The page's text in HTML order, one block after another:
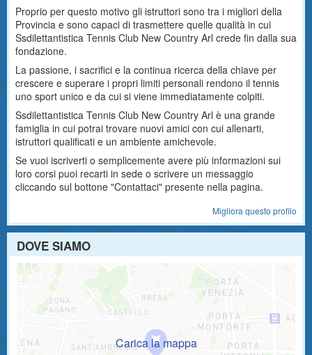
Proprio per questo motivo gli istruttori sono tra i migliori della
Provincia e sono capaci di trasmettere quelle qualità in cui
Ssdilettantistica Tennis Club New Country Arl crede fin dalla sua
fondazione.
La passione, i sacrifici e la continua ricerca della chiave per
crescere e superare i propri limiti personali rendono il tennis
uno sport unico e da cui si viene immediatamente colpiti.
Ssdilettantistica Tennis Club New Country Arl è una grande
famiglia in cui potrai trovare nuovi amici con cui allenarti,
istruttori qualificati e un ambiente amichevole.
Se vuoi iscriverti o semplicemente avere più informazioni sui
loro corsi puoi recarti in sede o scrivere un messaggio
cliccando sul bottone "Contattaci" presente nella pagina.
Migliora questo profilo
DOVE SIAMO